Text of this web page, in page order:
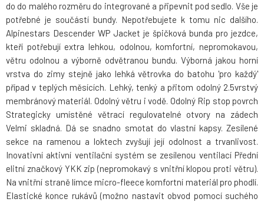
do do malého rozměru do integrované a připevnit pod sedlo. Vše je
potřebné je součástí bundy. Nepotřebujete k tomu nic dalšího.
Alpinestars Descender WP Jacket je špičková bunda pro jezdce,
kteří potřebují extra lehkou, odolnou, komfortní, nepromokavou,
větru odolnou a výborně odvětranou bundu. Výborná jakou horní
vrstva do zimy stejně jako lehká větrovka do batohu 'pro každý'
případ v teplých měsících. Lehký, tenký a přitom odolný 2.5vrstvý
membránový materiál. Odolný větru i vodě. Odolný Rip stop povrch
Strategicky umístěné větrací regulovatelné otvory na zádech
Velmi skladná. Dá se snadno smotat do vlastní kapsy. Zesílené
sekce na ramenou a loktech zvyšují její odolnost a trvanlivost.
Inovativní aktivní ventilační systém se zesílenou ventilací Přední
elitní značkový YKK zip (nepromokavý s vnitřní klopou proti větru).
Na vnitřní straně límce micro-fleece komfortní materiál pro phodlí.
Elastické konce rukávů (možno nastavit obvod pomocí suchého